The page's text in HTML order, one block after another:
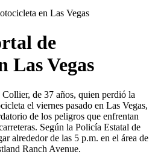
en Las Vegas
de
Las Vegas
de 37 años, quien perdió la
el viernes pasado en Las Vegas,
de los peligros que enfrentan
Según la Policía Estatal de
alrededor de las 5 p.m. en el área de
Ranch Avenue.